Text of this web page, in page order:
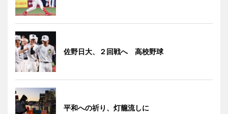
佐野日大、２回戦へ 高校野球
平和への祈り、灯籠流しに